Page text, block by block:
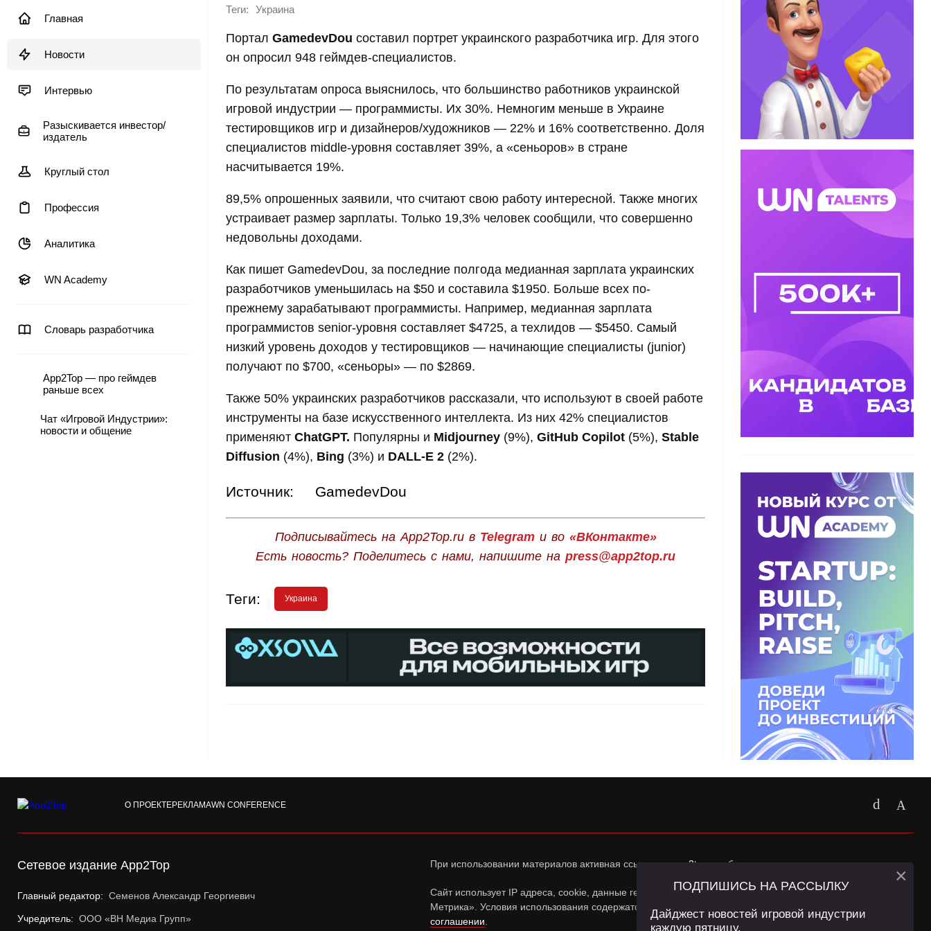
Главная
Новости
Интервью
Разыскивается инвестор/
издатель
Круглый стол
Профессия
Аналитика
WN Academy
Словарь разработчика
App2Top — про геймдев
раньше всех
Чат «Игровой Индустрии»:
новости и общение
Теги: Украина
Портал GamedevDou составил портрет украинского разработчика игр. Для этого
он опросил 948 геймдев-специалистов.
По результатам опроса выяснилось, что большинство работников украинской
игровой индустрии — программисты. Их 30%. Немногим меньше в Украине
тестировщиков игр и дизайнеров/художников — 22% и 16% соответственно. Доля
специалистов middle-уровня составляет 39%, а «сеньоров» в стране
насчитывается 19%.
89,5% опрошенных заявили, что считают свою работу интересной. Также многих
устраивает размер зарплаты. Только 19,3% человек сообщили, что совершенно
недовольны доходами.
Как пишет GamedevDou, за последние полгода медианная зарплата украинских
разработчиков уменьшилась на $50 и составила $1950. Больше всех по-
прежнему зарабатывают программисты. Например, медианная зарплата
программистов senior-уровня составляет $4725, а техлидов — $5450. Самый
низкий уровень доходов у тестировщиков — начинающие специалисты (junior)
получают по $700, «сеньоры» — по $2869.
Также 50% украинских разработчиков рассказали, что используют в своей работе
инструменты на базе искусственного интеллекта. Из них 42% специалистов
применяют ChatGPT. Популярны и Midjourney (9%), GitHub Copilot (5%), Stable
Diffusion (4%), Bing (3%) и DALL-E 2 (2%).
Источник: GamedevDou
Подписывайтесь на App2Top.ru в Telegramи во «ВКонтакте»
Есть новость? Поделитесь с нами, напишите на press@app2top.ru
Теги: Украина
О ПРОЕКТЕРЕКЛАМАWN CONFERENCE
Сетевое издание App2Top
Главный редактор: Семенов Александр Георгиевич
Учредитель: ООО «ВН Медиа Групп»
При использовании материалов активная ссылка наapp2top.ruобязательна.
Сайт использует IP адреса, cookie, данные геолокации Пользователей сайта и сервис «Яндекс
Метрика». Условия использования содержатся в
Политике конфиденциальностии
соглашении
ПОДПИШИСЬ НА РАССЫЛКУ
Дайджест новостей игровой индустрии
каждую пятницу.
×